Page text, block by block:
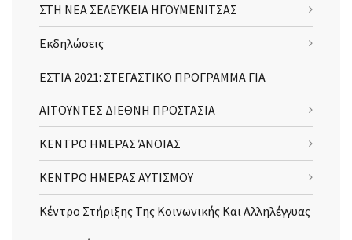
ΣΤΗ ΝΕΑ ΣΕΛΕΥΚΕΙΑ ΗΓΟΥΜΕΝΙΤΣΑΣ
Εκδηλώσεις
ΕΣΤΙΑ 2021: ΣΤΕΓΑΣΤΙΚΟ ΠΡΟΓΡΑΜΜΑ ΓΙΑ
ΑΙΤΟΥΝΤΕΣ ΔΙΕΘΝΗ ΠΡΟΣΤΑΣΙΑ
ΚΕΝΤΡΟ ΗΜΕΡΑΣ ΆΝΟΙΑΣ
ΚΕΝΤΡΟ ΗΜΕΡΑΣ ΑΥΤΙΣΜΟΥ
Κέντρο Στήριξης Της Κοινωνικής Και Αλληλέγγυας